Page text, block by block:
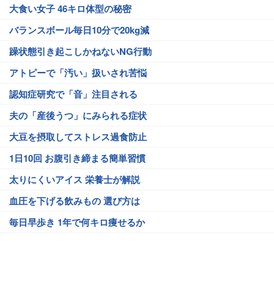
大食い女子 46キロ体型の秘密
バランスボール毎日10分で20kg減
躁状態引き起こしかねないNG行動
アトピーで「汚い」扱いされ苦悩
認知症研究で「音」注目される
夫の「産後うつ」にみられる症状
大豆を摂取してストレス過食防止
1日10回 お腹引き締まる簡単習慣
太りにくいアイス 栄養士が解説
血圧を下げる飲みもの 選び方は
毎日早歩き 1年で何キロ痩せるか